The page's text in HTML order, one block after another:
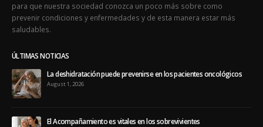
para que nuestra sociedad conozca un poco más sobre como
prevenir condiciones y enfermedades y de esta manera estar más
saludables.
ÚLTIMAS NOTICIAS
La deshidratación puede prevenirse en los pacientes oncológicos
August 1, 2026
El Acompañamiento es vitales en los sobrevivientes